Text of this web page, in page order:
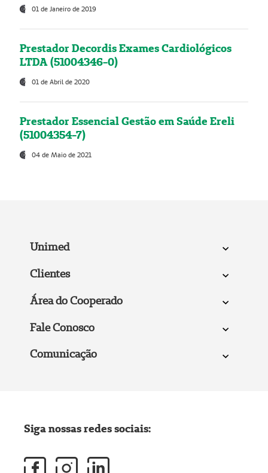
01 de Janeiro de 2019
Prestador Decordis Exames Cardiológicos
LTDA (51004346-0)
01 de Abril de 2020
Prestador Essencial Gestão em Saúde Ereli
(51004354-7)
04 de Maio de 2021
Unimed
Clientes
Área do Cooperado
Fale Conosco
Comunicação
Siga nossas redes sociais: